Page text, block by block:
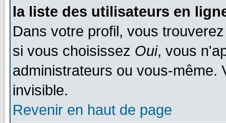
la liste des utilisateurs en
Dans votre profil, vous
si vous choisissez Oui, vous
administrateurs ou vous-même.
invisible.
Revenir en haut de page